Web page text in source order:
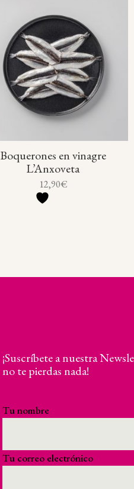
Boquerones en vinagre
L’Anxoveta
12,90€
¡Suscríbete a nuestra
no te pierdas nada!
Tu nombre
Tu correo electrónico